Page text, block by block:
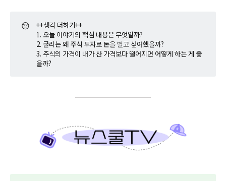
😔
++생각 더하기++
1. 오늘 이야기의 핵심 내용은 무엇일까?
2. 쿨리는 왜 주식 투자로 돈을 벌고 싶어했을까?
3. 주식의 가격이 내가 산 가격보다 떨어지면 어떻게 하는 게 좋
을까?